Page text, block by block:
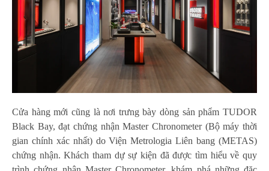
Cửa hàng mới cũng là nơi trưng bày dòng sản phẩm TUDOR
Black Bay, đạt chứng nhận Master Chronometer (Bộ máy thời
gian chính xác nhất) do Viện Metrologia Liên bang (METAS)
chứng nhận. Khách tham dự sự kiện đã được tìm hiểu về quy